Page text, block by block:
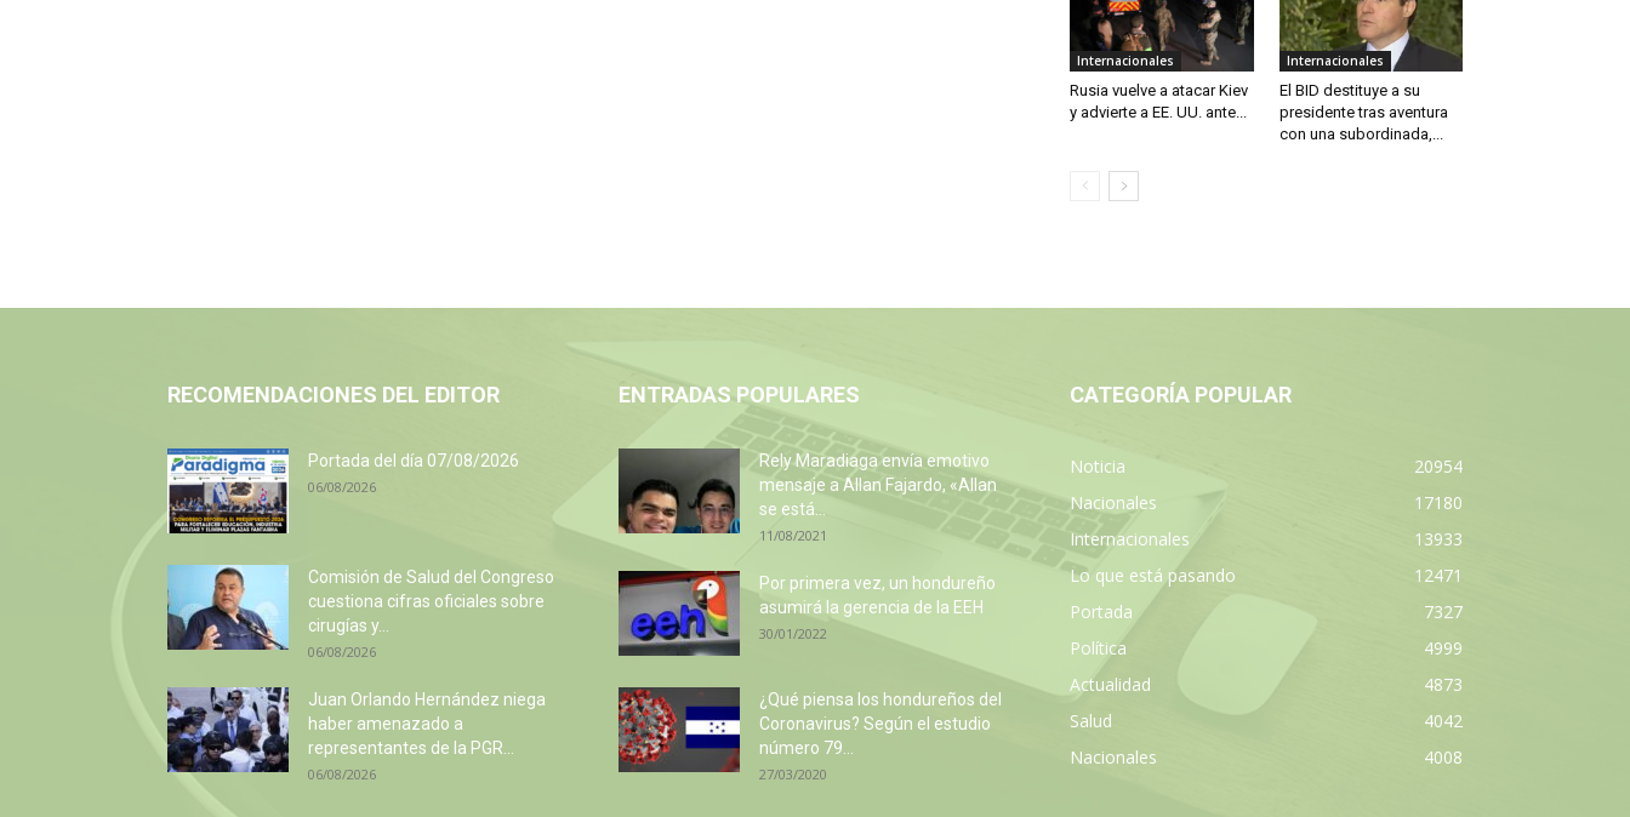
Internacionales
Rusia vuelve a atacar Kiev
y advierte a EE. UU. ante...
Internacionales
El BID destituye a su
presidente tras aventura
con una subordinada,...
RECOMENDACIONES DEL EDITOR
Portada del día 07/08/2026
06/08/2026
Comisión de Salud del Congreso
cuestiona cifras oficiales sobre
cirugías y...
06/08/2026
Juan Orlando Hernández niega
haber amenazado a
representantes de la PGR...
06/08/2026
ENTRADAS POPULARES
Rely Maradiaga envía emotivo
mensaje a Allan Fajardo, «Allan
se está...
11/08/2021
Por primera vez, un hondureño
asumirá la gerencia de la EEH
30/01/2022
¿Qué piensa los hondureños del
Coronavirus? Según el estudio
número 79...
27/03/2020
CATEGORÍA POPULAR
Noticia
20954
Nacionales
17180
Internacionales
13933
Lo que está pasando
12471
Portada
7327
Política
4999
Actualidad
4873
Salud
4042
Nacionales
4008